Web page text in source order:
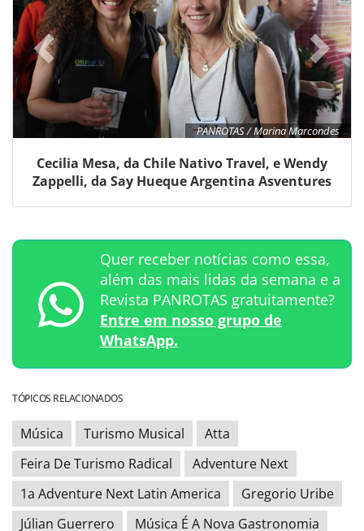
PANROTAS / Marina Marcondes
Cecilia Mesa, da Chile Nativo Travel, e Wendy
Zappelli, da Say Hueque Argentina Asventures
Quer receber notícias como essa,
além das mais lidas da semana e a
Revista PANROTAS gratuitamente?
Entre em nosso grupo de
WhatsApp.
TÓPICOS RELACIONADOS
Música Turismo Musical
Atta
Feira De Turismo Radical
Adventure Next
1a Adventure Next Latin America
Gregorio Uribe
Júlian Guerrero
Música É A Nova Gastronomia